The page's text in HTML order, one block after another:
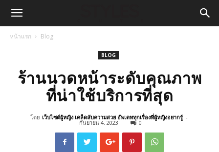
หน้าแรก Blog
BLOG
ร้านนวดหน้าระดับคุณภาพ
ที่น่าใช้บริการที่สุด
โดย เว็บไซต์ผู้หญิง เคล็ดลับความสวย อัพเดททุกเรื่องที่ผู้หญิงอยากรู้ -
กันยายน 4, 2023 0